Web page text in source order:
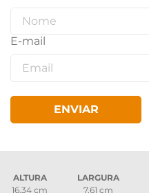
ENVIAR
ALTURA
16,34 cm
LARGURA
7,61 cm